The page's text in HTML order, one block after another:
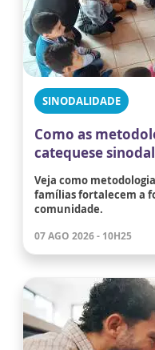
SINODALIDADE
Como as
catequese sinodal
Veja como
famílias fortalecem a
comunidade.
07 AGO 2026 - 10H25